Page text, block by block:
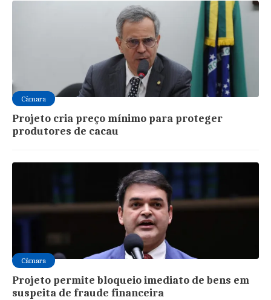
Câmara
Projeto cria preço mínimo para proteger
produtores de cacau
Câmara
Projeto permite bloqueio imediato de bens em
suspeita de fraude financeira